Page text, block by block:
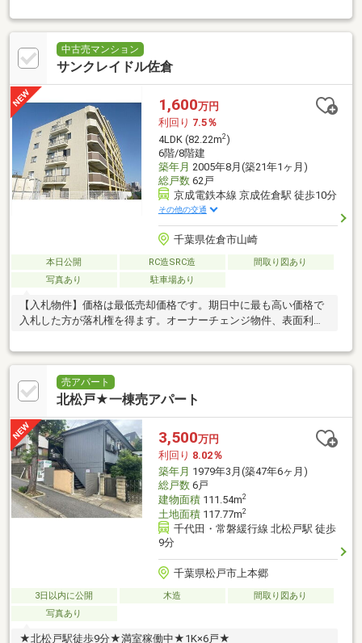
中古売マンション
サンクレイドル佐倉
1,600万円
利回り 7.5％
4LDK (82.22m2)
6階/8階建
築年月 2005年8月(築21年1ヶ月)
総戸数62戸
京成電鉄本線 京成佐倉駅 徒歩10分
その他の交通
千葉県佐倉市山崎
本日公開 RC造SRC造
間取り図あり
写真あり
駐車場あり
【入札物件】価格は最低売却価格です。期日中に最も高い価格で
入札した方が落札権を得ます。オーナーチェンジ物件、表面利回
売アパート
北松戸★一棟売アパート
3,500万円
利回り 8.02％
築年月 1979年3月(築47年6ヶ月)
総戸数6戸
建物面積111.54m2
土地面積117.77m2
千代田・常磐緩行線 北松戸駅 徒歩
9分
千葉県松戸市上本郷
3日以内に公開 木造
間取り図あり
写真あり
★北松戸駅徒歩9分★満室稼働中★1K×6戸★